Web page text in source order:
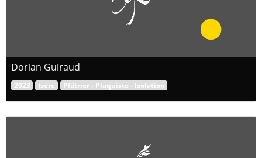
Dorian Guiraud
2023 Isère Plâtrier - Plaquiste - Isolation